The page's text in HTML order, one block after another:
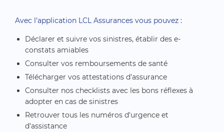
Avec l'application LCL Assurances vous pouvez :
Déclarer et suivre vos sinistres, établir des e-
constats amiables
Consulter vos remboursements de santé
Télécharger vos attestations d'assurance
Consulter nos checklists avec les bons réflexes à
adopter en cas de sinistres
Retrouver tous les numéros d'urgence et
d'assistance